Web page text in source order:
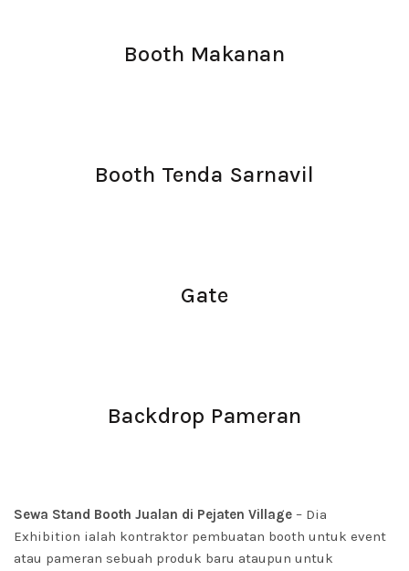
Booth Makanan
Booth Tenda Sarnavil
Gate
Backdrop Pameran
Sewa Stand Booth Jualan di Pejaten Village – Dia
Exhibition ialah kontraktor pembuatan booth untuk event
atau pameran sebuah produk baru ataupun untuk